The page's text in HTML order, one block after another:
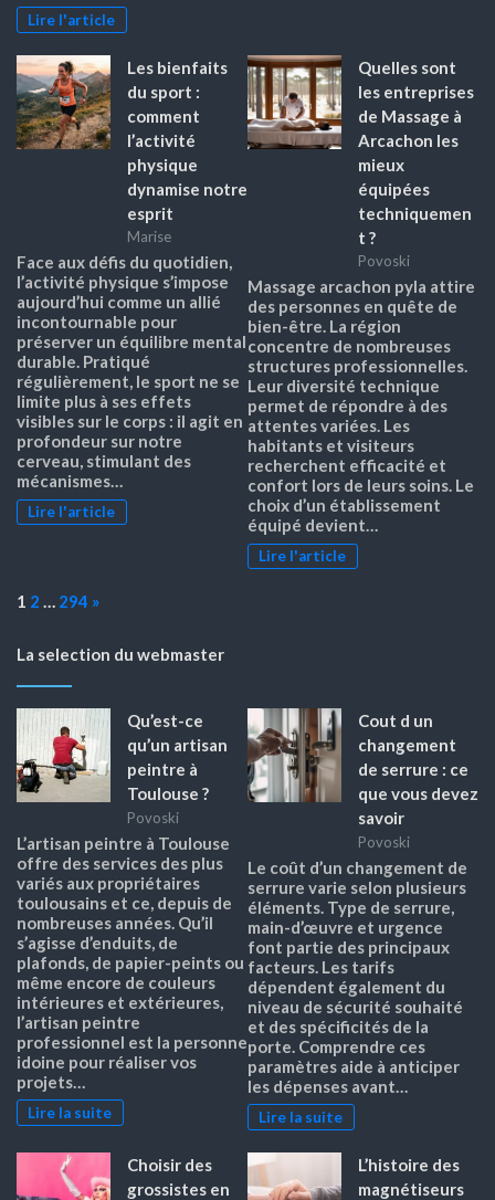
Lire l'article
Les bienfaits
du sport :
comment
l’activité
physique
dynamise notre
esprit
Marise
Face aux défis du quotidien,
l’activité physique s’impose
aujourd’hui comme un allié
incontournable pour
préserver un équilibre mental
durable. Pratiqué
régulièrement, le sport ne se
limite plus à ses effets
visibles sur le corps : il agit en
profondeur sur notre
cerveau, stimulant des
mécanismes…
Lire l'article
Quelles sont
les entreprises
de Massage à
Arcachon les
mieux
équipées
techniquemen
t ?
Povoski
Massage arcachon pyla attire
des personnes en quête de
bien-être. La région
concentre de nombreuses
structures professionnelles.
Leur diversité technique
permet de répondre à des
attentes variées. Les
habitants et visiteurs
recherchent efficacité et
confort lors de leurs soins. Le
choix d’un établissement
équipé devient…
Lire l'article
Page:
1 2 … 294 Next
»
La selection du webmaster
Qu’est-ce
qu’un artisan
peintre à
Toulouse ?
Povoski
L’artisan peintre à Toulouse
offre des services des plus
variés aux propriétaires
toulousains et ce, depuis de
nombreuses années. Qu’il
s’agisse d’enduits, de
plafonds, de papier-peints ou
même encore de couleurs
intérieures et extérieures,
l’artisan peintre
professionnel est la personne
idoine pour réaliser vos
projets…
Lire la suite
Cout d un
changement
de serrure : ce
que vous devez
savoir
Povoski
Le coût d’un changement de
serrure varie selon plusieurs
éléments. Type de serrure,
main-d’œuvre et urgence
font partie des principaux
facteurs. Les tarifs
dépendent également du
niveau de sécurité souhaité
et des spécificités de la
porte. Comprendre ces
paramètres aide à anticiper
les dépenses avant…
Lire la suite
Choisir des
grossistes en
L’histoire des
magnétiseurs